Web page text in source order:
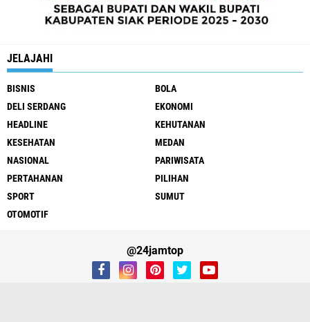
JELAJAHI
BISNIS
BOLA
DELI SERDANG
EKONOMI
HEADLINE
KEHUTANAN
KESEHATAN
MEDAN
NASIONAL
PARIWISATA
PERTAHANAN
PILIHAN
SPORT
SUMUT
OTOMOTIF
@24jamtop